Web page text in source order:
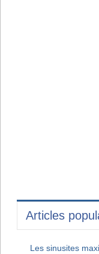
Articles
Les sinusites